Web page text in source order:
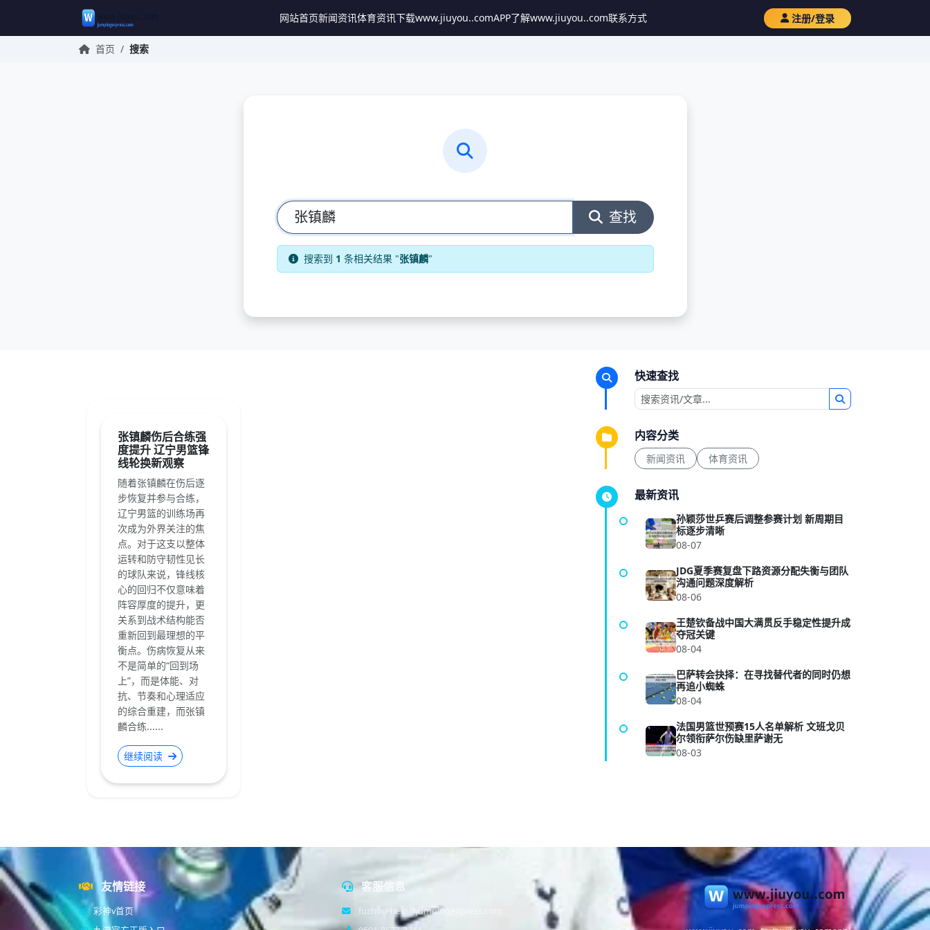
网站首页新闻资讯体育资讯下载www.jiuyou..comAPP了解www.jiuyou..com联系方式 注册/登录
首页 / 搜索
查找
搜索到 1 条相关结果 "张镇麟"
张镇麟伤后合练强
度提升 辽宁男篮锋
线轮换新观察
随着张镇麟在伤后逐
步恢复并参与合练，
辽宁男篮的训练场再
次成为外界关注的焦
点。对于这支以整体
运转和防守韧性见长
的球队来说，锋线核
心的回归不仅意味着
阵容厚度的提升，更
关系到战术结构能否
重新回到最理想的平
衡点。伤病恢复从来
不是简单的“回到场
上”，而是体能、对
抗、节奏和心理适应
的综合重建，而张镇
麟合练......
继续阅读
快速查找
内容分类
新闻资讯 体育资讯
最新资讯
孙颖莎世乒赛后调整参赛计划 新周期目
标逐步清晰
08-07
JDG夏季赛复盘下路资源分配失衡与团队
沟通问题深度解析
08-06
王楚钦备战中国大满贯反手稳定性提升成
夺冠关键
08-04
巴萨转会抉择：在寻找替代者的同时仍想
再追小蜘蛛
08-04
法国男篮世预赛15人名单解析 文班戈贝
尔领衔萨尔伤缺里萨谢无
08-03
友情链接
彩神v首页
客服信息
fuzhou-help@jumpingexpress.com